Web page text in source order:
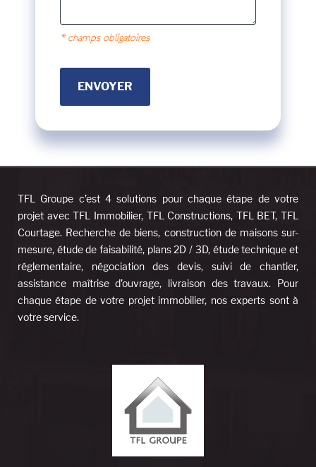
* champs obligatoires
TFL Groupe c’est 4 solutions pour chaque étape de votre
projet avec TFL Immobilier, TFL Constructions, TFL BET, TFL
Courtage. Recherche de biens, construction de maisons sur-
mesure, étude de faisabilité, plans 2D / 3D, étude technique et
réglementaire, négociation des devis, suivi de chantier,
assistance maîtrise d’ouvrage, livraison des travaux. Pour
chaque étape de votre projet immobilier, nos experts sont à
votre service.